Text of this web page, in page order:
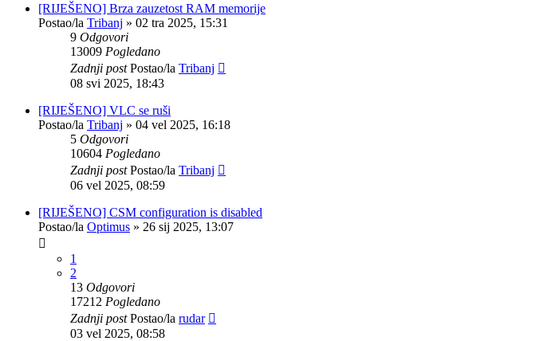
[RIJEŠENO] Brza zauzetost RAM memorije
Postao/la Tribanj » 02 tra 2025, 15:31
9 Odgovori
13009 Pogledano
Zadnji postPostao/la Tribanj
08 svi 2025, 18:43
[RIJEŠENO] VLC se ruši
Postao/la Tribanj » 04 vel 2025, 16:18
5 Odgovori
10604 Pogledano
Zadnji postPostao/la Tribanj
06 vel 2025, 08:59
[RIJEŠENO] CSM configuration is disabled
Postao/la Optimus » 26 sij 2025, 13:07
1
2
13 Odgovori
17212 Pogledano
Zadnji postPostao/la rudar
03 vel 2025, 08:58